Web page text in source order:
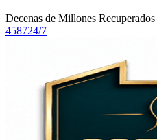
Decenas de Millones Recuperados|
458724/7